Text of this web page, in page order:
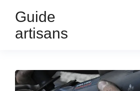
Guide
artisans